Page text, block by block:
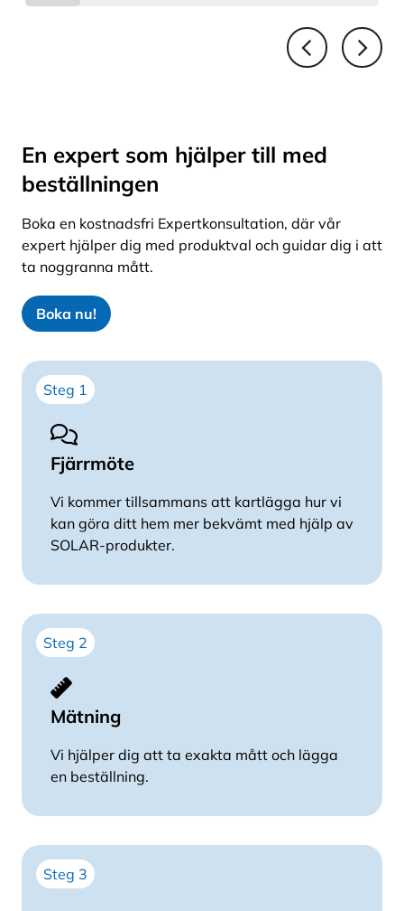
effektiv mörkläggningsgardin, så att du kan
Skräddarsydd för perfekt passform
SOLAR Smartgardin tillverkas exakt efter
Enkel att montera själv
Gardinen levereras färdigförpackad och
monteras enkelt på egen hand.
En expert som hjälper till med
beställningen
Boka en kostnadsfri Expertkonsultation, där vår
expert hjälper dig med produktval och guidar dig i att
ta noggranna mått.
Boka nu!
Steg 1
Fjärrmöte
Vi kommer tillsammans att kartlägga hur vi
kan göra ditt hem mer bekvämt med hjälp av
SOLAR-produkter.
Steg 2
Mätning
Vi hjälper dig att ta exakta mått och lägga
en beställning.
Steg 3